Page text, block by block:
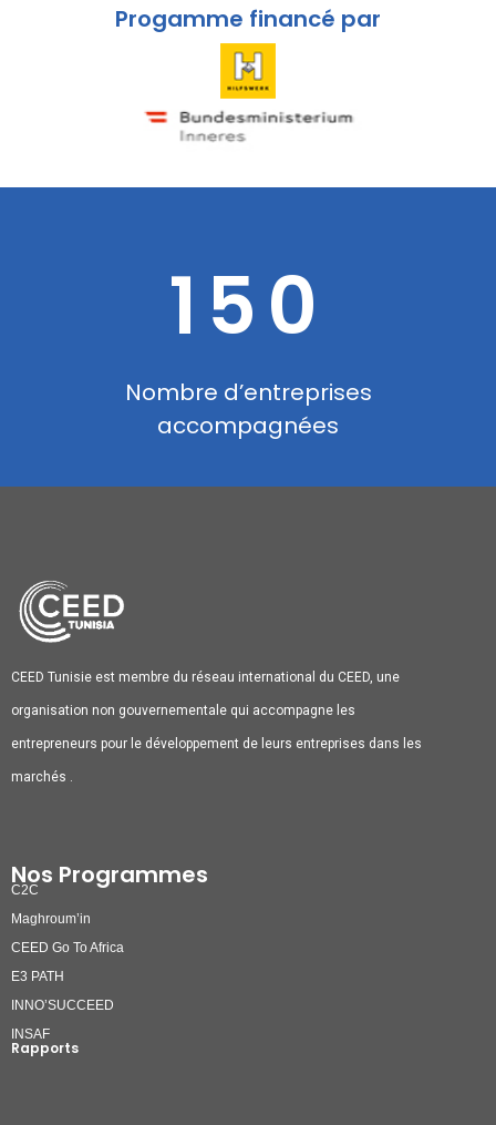
Progamme financé par
150
Nombre d’entreprises
accompagnées
CEED Tunisie est membre du réseau international du CEED, une
organisation non gouvernementale qui accompagne les
entrepreneurs pour le développement de leurs entreprises dans les
marchés .
Nos Programmes
C2C
Maghroum’in
CEED Go To Africa
E3 PATH
INNO’SUCCEED
INSAF
Rapports